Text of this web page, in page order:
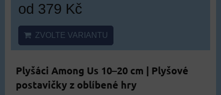
od 379 Kč
ZVOLTE VARIANTU
Plyšáci Among Us 10–20 cm | Plyšové
postavičky z oblíbené hry